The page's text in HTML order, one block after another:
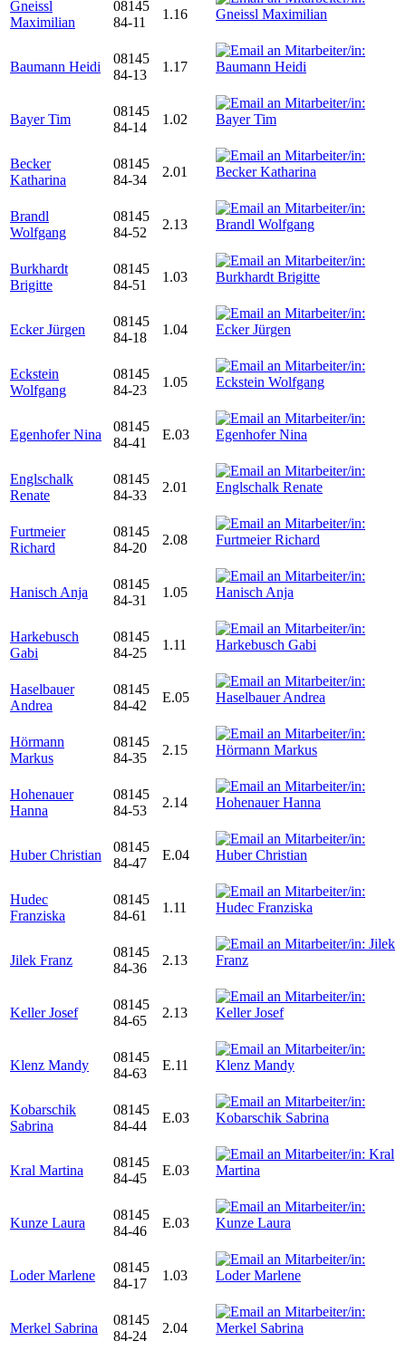
Gneissl
Maximilian
08145
84-11
1.16
Baumann Heidi
08145
84-13
1.17
Bayer Tim
08145
84-14
1.02
Becker
Katharina
08145
84-34
2.01
Brandl
Wolfgang
08145
84-52
2.13
Burkhardt
Brigitte
08145
84-51
1.03
Ecker Jürgen
08145
84-18
1.04
Eckstein
Wolfgang
08145
84-23
1.05
Egenhofer Nina
08145
84-41
E.03
Englschalk
Renate
08145
84-33
2.01
Furtmeier
Richard
08145
84-20
2.08
Hanisch Anja
08145
84-31
1.05
Harkebusch
Gabi
08145
84-25
1.11
Haselbauer
Andrea
08145
84-42
E.05
Hörmann
Markus
08145
84-35
2.15
Hohenauer
Hanna
08145
84-53
2.14
Huber Christian
08145
84-47
E.04
Hudec
Franziska
08145
84-61
1.11
Jilek Franz
08145
84-36
2.13
Keller Josef
08145
84-65
2.13
Klenz Mandy
08145
84-63
E.11
Kobarschik
Sabrina
08145
84-44
E.03
Kral Martina
08145
84-45
E.03
Kunze Laura
08145
84-46
E.03
Loder Marlene
08145
84-17
1.03
Merkel Sabrina
08145
84-24
2.04